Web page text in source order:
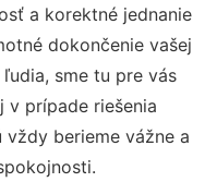
a korektné jednanie
dokončenie vašej
sme tu pre vás
v prípade riešenia
berieme vážne a